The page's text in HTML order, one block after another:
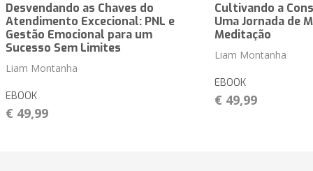
Desvendando as Chaves do
Atendimento Excecional: PNL e
Gestão Emocional para um
Sucesso Sem Limites
Liam Montanha
EBOOK
€ 49,99
Cultivando a
Uma Jornada de
Meditação
Liam Montanha
EBOOK
€ 49,99